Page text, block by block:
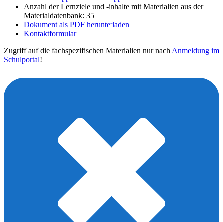
Anzahl der Lernziele und -inhalte mit Materialien aus der
Materialdatenbank: 35
Dokument als PDF herunterladen
Kontaktformular
Zugriff auf die fachspezifischen Materialien nur nach Anmeldung im
Schulportal!